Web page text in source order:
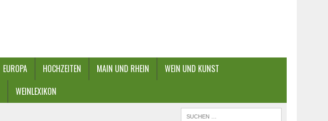
EUROPA HOCHZEITEN MAIN UND RHEIN
WEIN UND KUNST
WEINLEXIKON